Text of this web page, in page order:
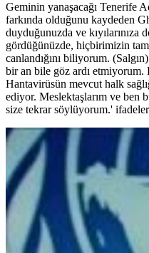
Geminin yanaşacağı Tenerife
farkında olduğunu kaydeden
duyduğunuzda ve kıyılarınıza
gördüğünüzde, hiçbirimizin tam
canlandığını biliyorum.
bir an bile göz ardı
Hantavirüsün mevcut halk
ediyor. Meslektaşlarım ve ben
size tekrar söylüyorum.'